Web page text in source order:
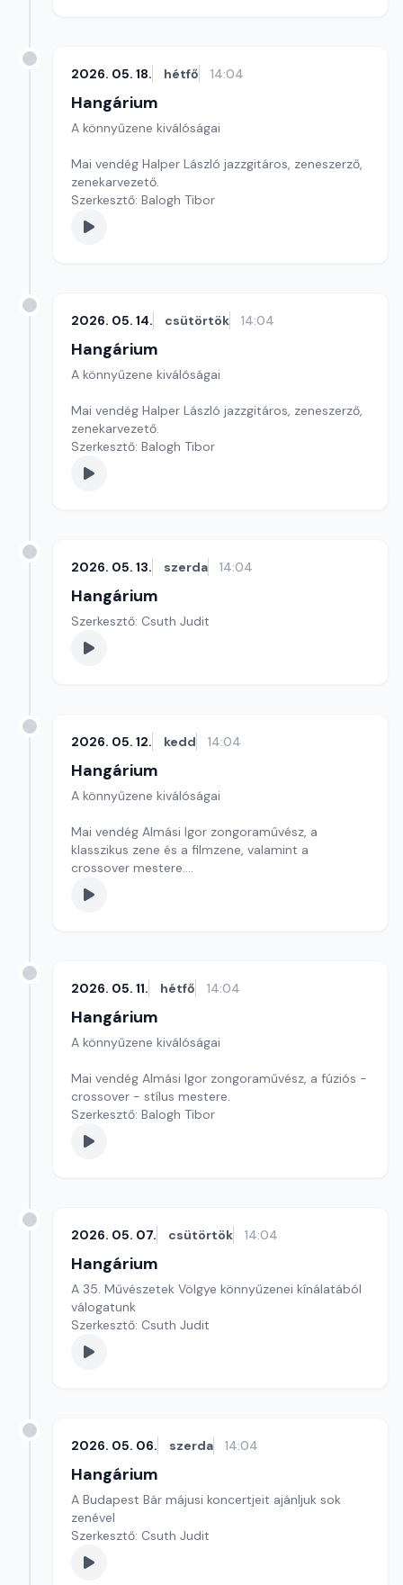
2026. 05. 18. hétfő 14:04
Hangárium
A könnyűzene kiválóságai
Mai vendég Halper László jazzgitáros, zeneszerző,
zenekarvezető.
Szerkesztő: Balogh Tibor
2026. 05. 14. csütörtök 14:04
Hangárium
A könnyűzene kiválóságai
Mai vendég Halper László jazzgitáros, zeneszerző,
zenekarvezető.
Szerkesztő: Balogh Tibor
2026. 05. 13. szerda 14:04
Hangárium
Szerkesztő: Csuth Judit
2026. 05. 12. kedd 14:04
Hangárium
A könnyűzene kiválóságai
Mai vendég Almási Igor zongoraművész, a
klasszikus zene és a filmzene, valamint a
crossover mestere.
Szerkesztő: Balogh Tibor
2026. 05. 11. hétfő 14:04
Hangárium
A könnyűzene kiválóságai
Mai vendég Almási Igor zongoraművész, a fúziós -
crossover - stílus mestere.
Szerkesztő: Balogh Tibor
2026. 05. 07. csütörtök 14:04
Hangárium
A 35. Művészetek Völgye könnyűzenei kínálatából
válogatunk
Szerkesztő: Csuth Judit
2026. 05. 06. szerda 14:04
Hangárium
A Budapest Bár májusi koncertjeit ajánljuk sok
zenével
Szerkesztő: Csuth Judit